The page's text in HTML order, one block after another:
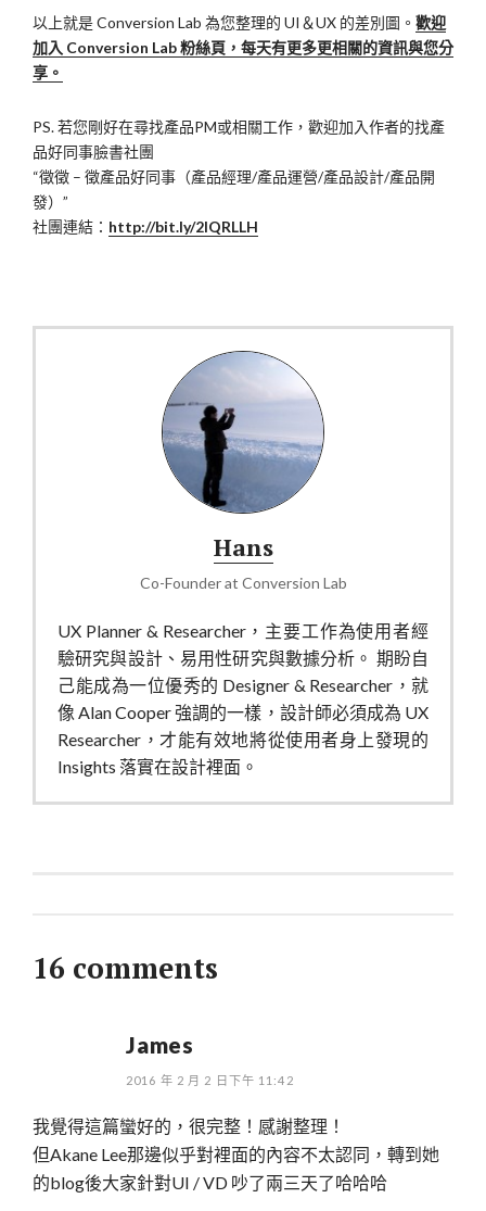
以上就是 Conversion Lab 為您整理的 UI＆UX 的差別圖。 歡迎
加入 Conversion Lab 粉絲頁，每天有更多更相關的資訊與您分
享。
PS.若您剛好在尋找產品PM或相關工作，歡迎加入作者的找產
品好同事臉書社團
“徵徵 – 徵產品好同事（產品經理/產品運營/產品設計/產品開
發）”
社團連結： http://bit.ly/2lQRLLH
Hans
Co-Founder at Conversion Lab
UX Planner & Researcher，主要工作為使用者經
驗研究與設計、易用性研究與數據分析。 期盼自
己能成為一位優秀的 Designer & Researcher，就
像 Alan Cooper 強調的一樣，設計師必須成為 UX
Researcher，才能有效地將從使用者身上發現的
Insights 落實在設計裡面。
16 comments
James
2016 年 2 月 2 日下午 11:42
我覺得這篇蠻好的，很完整！感謝整理！
但Akane Lee那邊似乎對裡面的內容不太認同，轉到她
的blog後大家針對UI / VD 吵了兩三天了哈哈哈